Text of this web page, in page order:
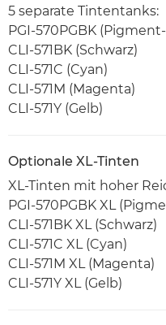
5 separate Tintentanks:
PGI-570PGBK
CLI-571BK (Schwarz)
CLI-571C (Cyan)
CLI-571M (Magenta)
CLI-571Y (Gelb)
Optionale XL-Tinten
XL-Tinten mit hoher
PGI-570PGBK XL
CLI-571BK XL (Schwarz)
CLI-571C XL (Cyan)
CLI-571M XL (Magenta)
CLI-571Y XL (Gelb)